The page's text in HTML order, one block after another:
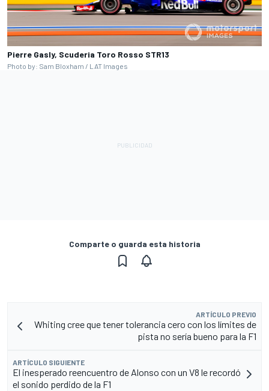
Pierre Gasly, Scuderia Toro Rosso STR13
Photo by: Sam Bloxham / LAT Images
Comparte o guarda esta historia
ARTÍCULO PREVIO
Whiting cree que tener tolerancia cero con los límites de
pista no sería bueno para la F1
ARTÍCULO SIGUIENTE
El inesperado reencuentro de Alonso con un V8 le recordó
el sonido perdido de la F1